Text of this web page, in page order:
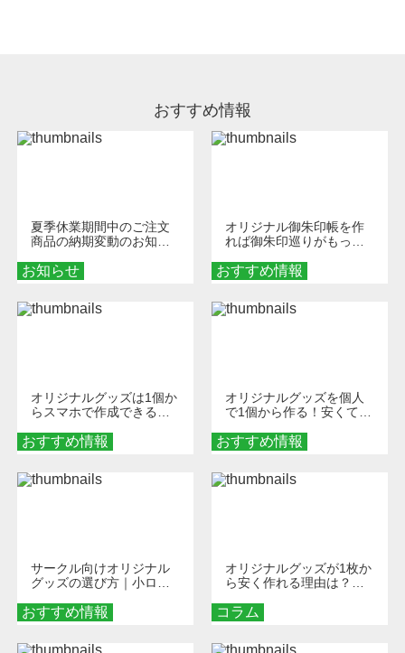
おすすめ情報
お知らせ
夏季休業期間中のご注文
商品の納期変動のお知ら
おすすめ情報
オリジナル御朱印帳を作
れば御朱印巡りがもっと
ダーメイドする魅力と選
び方
おすすめ情報
オリジナルグッズは1個か
らスマホで作成できる！
くなる巾着＆ポーチ活用
術
おすすめ情報
オリジナルグッズを個人
で1個から作る！安くて簡
秘訣
おすすめ情報
サークル向けオリジナル
グッズの選び方｜小ロッ
める秘訣
コラム
オリジナルグッズが1枚か
ら安く作れる理由は？オ
とメリットを解説